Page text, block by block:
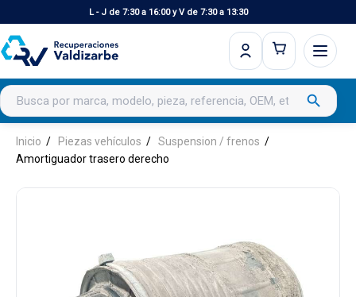
L - J de 7:30 a 16:00 y V de 7:30 a 13:30
Buscar productos search
Inicio Piezas vehículos
Suspension / frenos
Amortiguador trasero derecho